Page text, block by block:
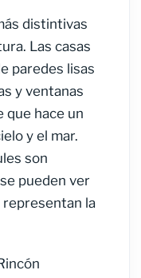
distintivas
Las casas
paredes lisas
y ventanas
que hace un
y el mar.
son
pueden ver
la